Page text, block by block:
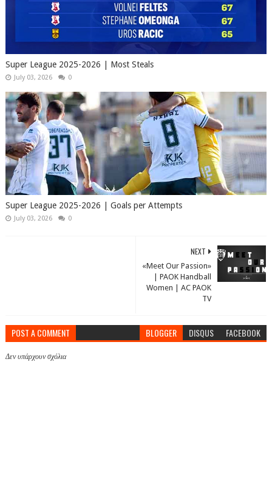
Super League 2025-2026 | Most Steals
July 03, 2026 0
Super League 2025-2026 | Goals per Attempts
July 03, 2026 0
NEXT
«Meet Our Passion»
| PAOK Handball
Women | AC PAOK
TV
POST A COMMENT BLOGGER DISQUS FACEBOOK
Δεν υπάρχουν σχόλια